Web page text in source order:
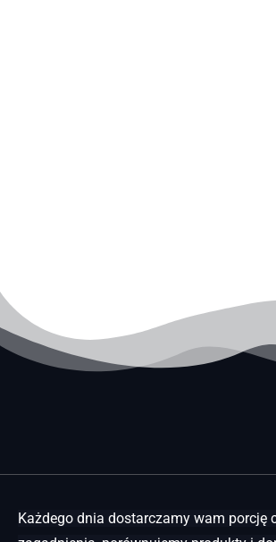
Każdego dnia dostarczamy wam porcję